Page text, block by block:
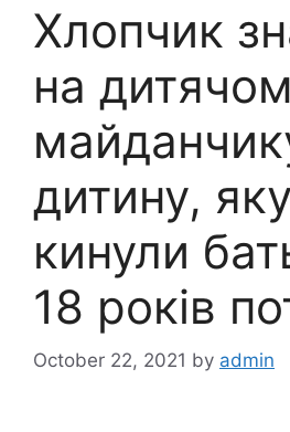
Хлопчик
на
дитину, яку
кинули
18 років
October 22, 2021 by admin